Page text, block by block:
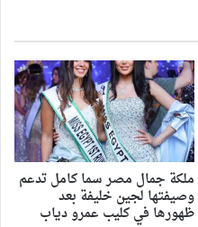
ملكة جمال مصر سما كامل تدعم
وصيفتها لجين خليفة بعد
ظهورها في كليب عمرو دياب